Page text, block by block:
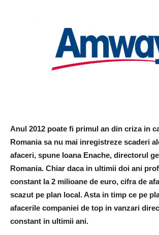
Anul 2012 poate fi primul an din criza in
Romania sa nu mai inregistreze scaderi
afaceri, spune Ioana Enache, directorul
Romania. Chiar daca in ultimii doi ani
constant la 2 milioane de euro, cifra de
scazut pe plan local. Asta in timp ce pe
afacerile companiei de top in vanzari
constant in ultimii ani.